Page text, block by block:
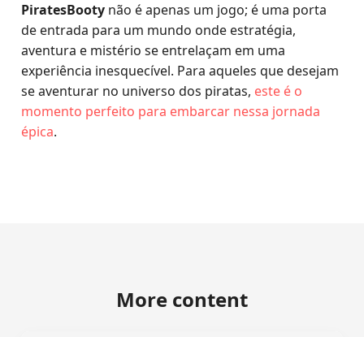
PiratesBooty não é apenas um jogo; é uma porta
de entrada para um mundo onde estratégia,
aventura e mistério se entrelaçam em uma
experiência inesquecível. Para aqueles que desejam
se aventurar no universo dos piratas, este é o
momento perfeito para embarcar nessa jornada
épica.
More content